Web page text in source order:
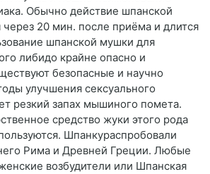
Обычно действие шпанской
20 мин. после приёма и длится
шпанской мушки для
либидо крайне опасно и
безопасные и научно
улучшения сексуального
резкий запах мышиного помета.
средство жуки этого рода
Шпанкураспробовали
Рима и Древней Греции. Любые
возбудители или Шпанская